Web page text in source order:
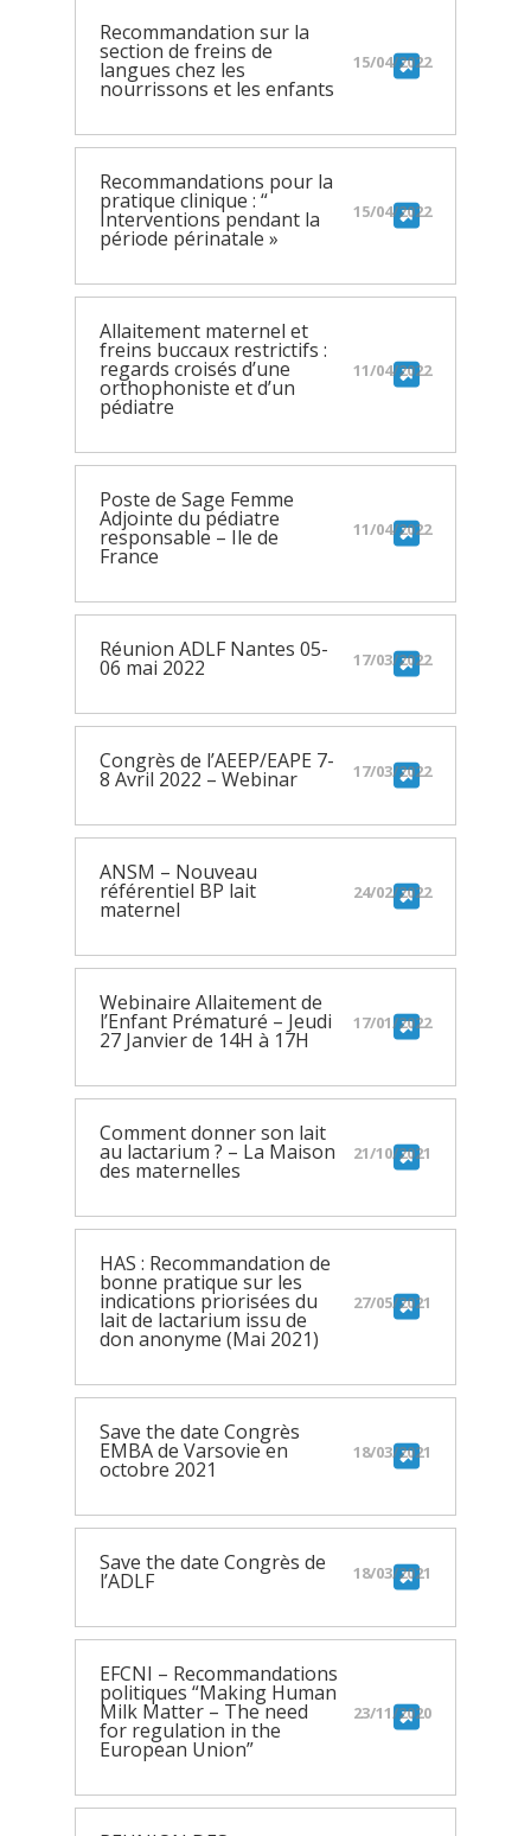
Recommandation sur la
section de freins de
langues chez les
nourrissons et les enfants
15/04/2022
Recommandations pour la
pratique clinique : “
Interventions pendant la
période périnatale »
15/04/2022
Allaitement maternel et
freins buccaux restrictifs :
regards croisés d’une
orthophoniste et d’un
pédiatre
11/04/2022
Poste de Sage Femme
Adjointe du pédiatre
responsable – Ile de
France
11/04/2022
Réunion ADLF Nantes 05-
06 mai 2022 17/03/2022
Congrès de l’AEEP/EAPE 7-
8 Avril 2022 – Webinar 17/03/2022
ANSM – Nouveau
référentiel BP lait
maternel
24/02/2022
Webinaire Allaitement de
l’Enfant Prématuré – Jeudi
27 Janvier de 14H à 17H
17/01/2022
Comment donner son lait
au lactarium ? – La Maison
des maternelles
21/10/2021
HAS : Recommandation de
bonne pratique sur les
indications priorisées du
lait de lactarium issu de
don anonyme (Mai 2021)
27/05/2021
Save the date Congrès
EMBA de Varsovie en
octobre 2021
18/03/2021
Save the date Congrès de
l’ADLF 18/03/2021
EFCNI – Recommandations
politiques “Making Human
Milk Matter – The need
for regulation in the
European Union”
23/11/2020